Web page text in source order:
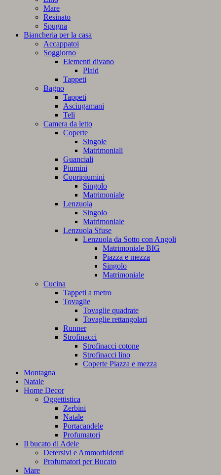
Mare
Resinato
Spugna
Biancheria per la casa
Accappatoi
Soggiorno
Elementi divano
Plaid
Tappeti
Bagno
Tappeti
Asciugamani
Teli
Camera da letto
Coperte
Singole
Matrimoniali
Guanciali
Piumini
Copripiumini
Singolo
Matrimoniale
Lenzuola
Singolo
Matrimoniale
Lenzuola Sfuse
Lenzuola da Sotto con Angoli
Matrimoniale BIG
Piazza e mezza
Singolo
Matrimoniale
Cucina
Tappeti a metro
Tovaglie
Tovaglie quadrate
Tovaglie rettangolari
Runner
Strofinacci
Strofinacci cotone
Strofinacci lino
Coperte Piazza e mezza
Montagna
Natale
Home Decor
Oggettistica
Zerbini
Natale
Portacandele
Profumatori
Il bucato di Adele
Detersivi e Ammorbidenti
Profumatori per Bucato
Mare